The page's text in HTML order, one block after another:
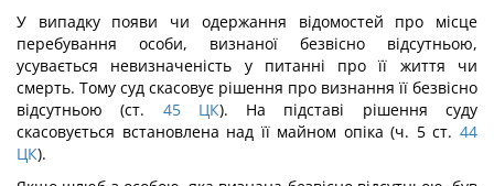
У випадку появи чи одержання відомостей про місце
перебування особи, визнаної безвісно відсутньою,
усувається невизначеність у питанні про її життя чи
смерть. Тому суд скасовує рішення про визнання її безвісно
відсутньою (ст. 45 ЦК). На підставі рішення суду
скасовується встановлена над її майном опіка (ч. 5 ст. 44
ЦК).